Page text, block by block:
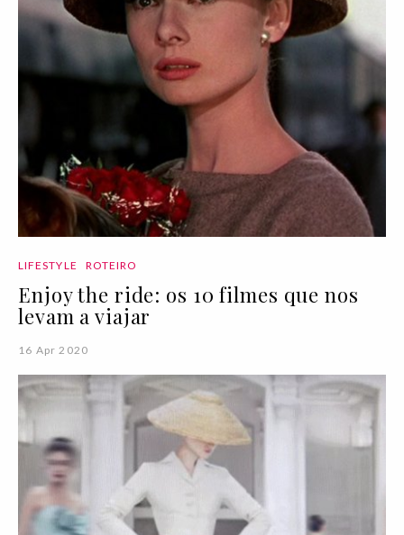
LIFESTYLE ROTEIRO
Enjoy the ride: os 10 filmes que nos
levam a viajar
16 Apr 2020